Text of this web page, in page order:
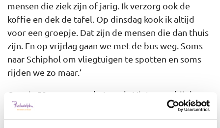
mensen die ziek zijn of jarig. Ik verzorg ook de
koffie en dek de tafel. Op dinsdag kook ik altijd
voor een groepje. Dat zijn de mensen die dan thuis
zijn. En op vrijdag gaan we met de bus weg. Soms
naar Schiphol om vliegtuigen te spotten en soms
rijden we zo maar.’
Cees is 59 en nog aan het werk. Niet meer bij de
kwekerij, maar in de schoonmaak. Vijf dagen in de
week zorgt hij dat de kantoren en toiletten in een